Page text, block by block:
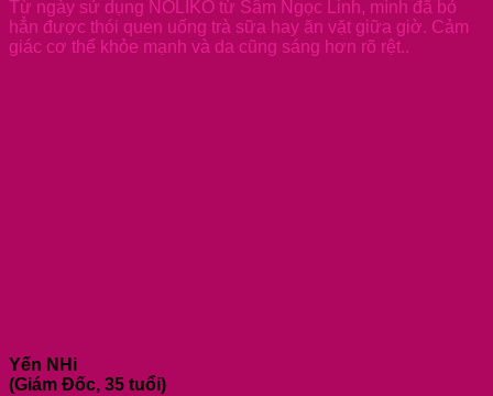
Từ ngày sử dụng NOLIKO từ Sâm Ngọc Linh, mình đã bỏ
hẳn được thói quen uống trà sữa hay ăn vặt giữa giờ. Cảm
giác cơ thể khỏe mạnh và da cũng sáng hơn rõ rệt..
Yến NHi
(Giám Đốc, 35 tuổi)